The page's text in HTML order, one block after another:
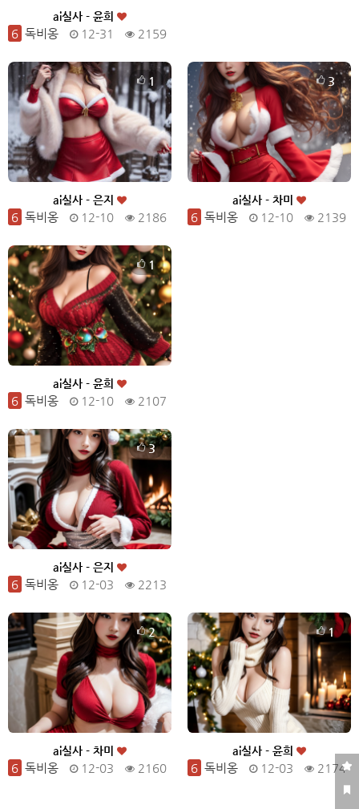
ai실사 - 윤희
6 독비옹 12-31 2159
ai실사 - 은지
6 독비옹 12-10 2186
1
ai실사 - 차미
6 독비옹 12-10 2139
3
ai실사 - 윤희
6 독비옹 12-10 2107
1
ai실사 - 은지
6 독비옹 12-03 2213
3
ai실사 - 차미
6 독비옹 12-03 2160
2
ai실사 - 윤희
6 독비옹 12-03 2174
1